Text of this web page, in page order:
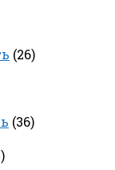
(26)
(36)